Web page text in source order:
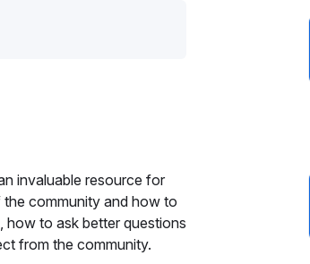
invaluable resource for
community and how to
how to ask better questions
from the community.